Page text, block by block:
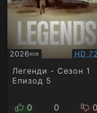
2026SUB
Субтитри HD
Легенди - Сезон 1
Епизод 5
0 0 0